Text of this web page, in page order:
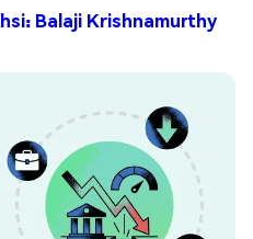
Balaji Krishnamurthy